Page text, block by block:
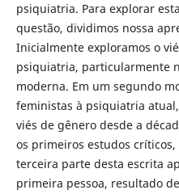
psiquiatria. Para explorar esta
questão, dividimos nossa
Inicialmente exploramos o
psiquiatria, particularmente
moderna. Em um segundo
feministas à psiquiatria
viés de gênero desde a
os primeiros estudos
terceira parte desta escrita
primeira pessoa, resultado